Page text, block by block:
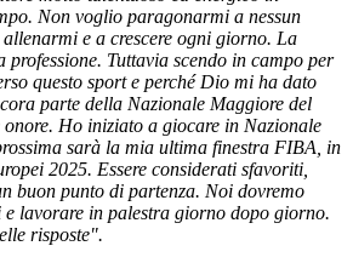
Non voglio paragonarmi a nessun
e a crescere ogni giorno. La
professione. Tuttavia scendo in campo per
questo sport e perché Dio mi ha dato
parte della Nazionale Maggiore del
Ho iniziato a giocare in Nazionale
sarà la mia ultima finestra FIBA, in
2025. Essere considerati sfavoriti,
buon punto di partenza. Noi dovremo
e lavorare in palestra giorno dopo giorno.
risposte".